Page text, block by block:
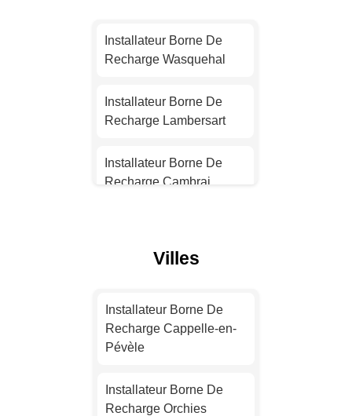
Recharge Nice
Recharge Nantes
Recharge Strasbourg
Installateur Borne De
Installateur Borne De
Recharge Lille
Installateur Borne De
Recharge Rennes
Installateur Borne De
Recharge Wasquehal
Installateur Borne De
Recharge Lambersart
Installateur Borne De
Recharge Cambrai
Installateur Borne De
Recharge Dunkerque
Recharge Tourcoing
Villes
Installateur Borne De
Recharge Cappelle-en-
Pévèle
Installateur Borne De
Recharge Orchies